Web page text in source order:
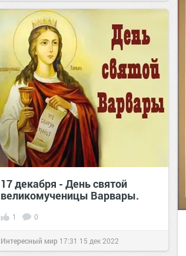
позитива!10:5322 апр 2020
17 декабря - День святой
великомученицы Варвары.
1 0
Интересный мир 17:31 15 дек 2022